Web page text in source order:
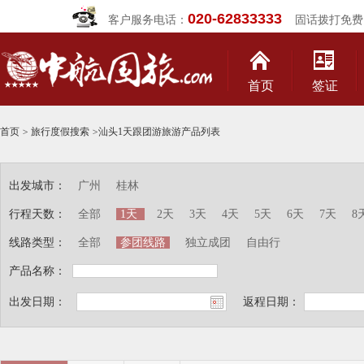
客户服务电话： 020-62833333固话拨打免费
首页 签证
首页 > 旅行度假搜索 >汕头1天跟团游旅游产品列表
出发城市：
行程天数：
线路类型：
产品名称：
广州 桂林
全部 1天 2天 3天 4天 5天 6天 7天 8
全部 参团线路 独立成团 自由行
出发日期： 返程日期：